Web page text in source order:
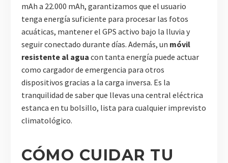
mAh a 22.000 mAh, garantizamos que el usuario
tenga energía suficiente para procesar las fotos
acuáticas, mantener el GPS activo bajo la lluvia y
seguir conectado durante días. Además, un móvil
resistente al agua con tanta energía puede actuar
como cargador de emergencia para otros
dispositivos gracias a la carga inversa. Es la
tranquilidad de saber que llevas una central eléctrica
estanca en tu bolsillo, lista para cualquier imprevisto
climatológico.
CÓMO CUIDAR TU